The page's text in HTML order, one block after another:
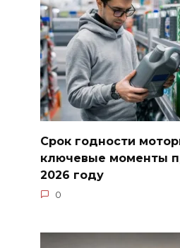
Срок годности
ключевые моменты
2026 году
0